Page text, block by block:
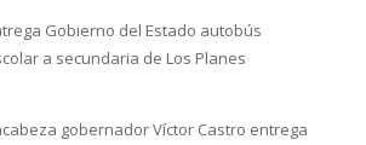
Gobierno del Estado autobús
a secundaria de Los Planes
gobernador Víctor Castro entrega